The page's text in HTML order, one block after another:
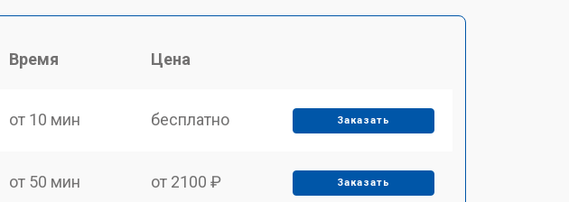
Время Цена
от 10 мин бесплатно Заказать
от 50 мин от 2100 ₽ Заказать